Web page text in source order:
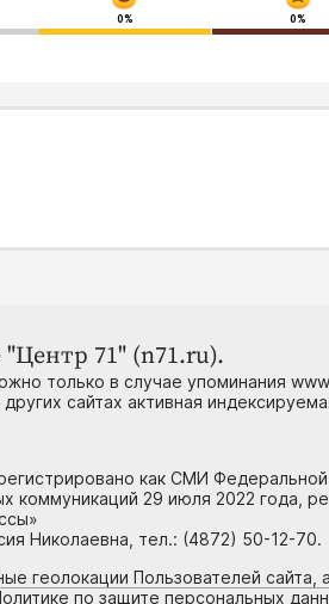
0% 0%
"Центр 71" (n71.ru).
только в случае упоминания
сайтах активная
как СМИ
коммуникаций 29 июля 2022 года,
Николаевна, тел.: (4872) 50-12-70.
геолокации Пользователей
по защите персональных